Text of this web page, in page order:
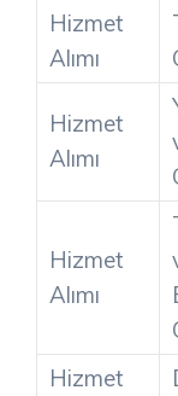
Hizmet
Alımı
Hizmet
Alımı
Hizmet
Alımı
Hizmet